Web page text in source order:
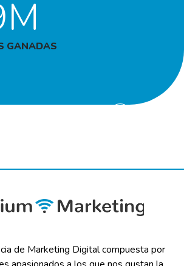
GANADAS
de Marketing Digital compuesta por